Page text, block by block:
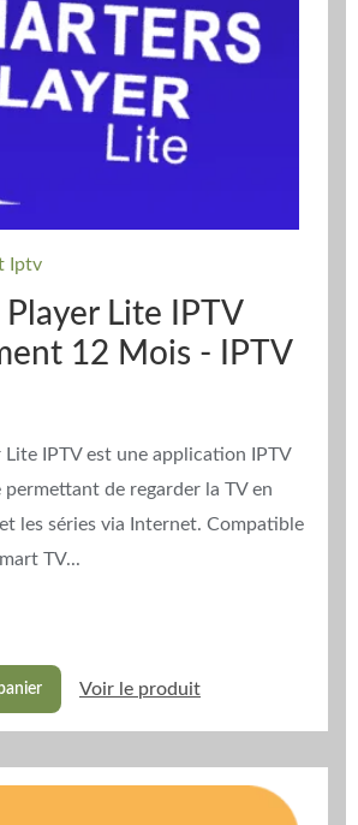
Iptv
Player Lite IPTV
12 Mois - IPTV
Lite IPTV est une application IPTV
de regarder la TV en
les séries via Internet. Compatible
TV...
Voir le produit